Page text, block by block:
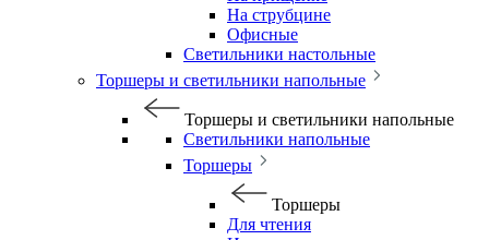
На струбцине
Офисные
Светильники настольные
Торшеры и светильники напольные
Торшеры и светильники напольные
Светильники напольные
Торшеры
Торшеры
Для чтения